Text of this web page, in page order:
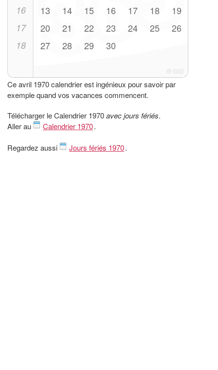
16 13 14 15 16 17 18 19
17 20 21 22 23 24 25 26
18 27 28 29 30
Ce avril 1970 calendrier est ingénieux pour savoir par
exemple quand vos vacances commencent.
Télécharger le Calendrier 1970avec jours fériés.
Aller au
Calendrier 1970.
Regardez aussi Jours fériés 1970.